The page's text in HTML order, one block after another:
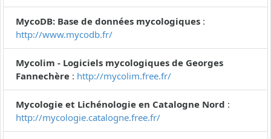
MycoDB: Base de données mycologiques :
http://www.mycodb.fr/
Mycolim - Logiciels mycologiques de Georges
Fannechère : http://mycolim.free.fr/
Mycologie et Lichénologie en Catalogne Nord :
http://mycologie.catalogne.free.fr/